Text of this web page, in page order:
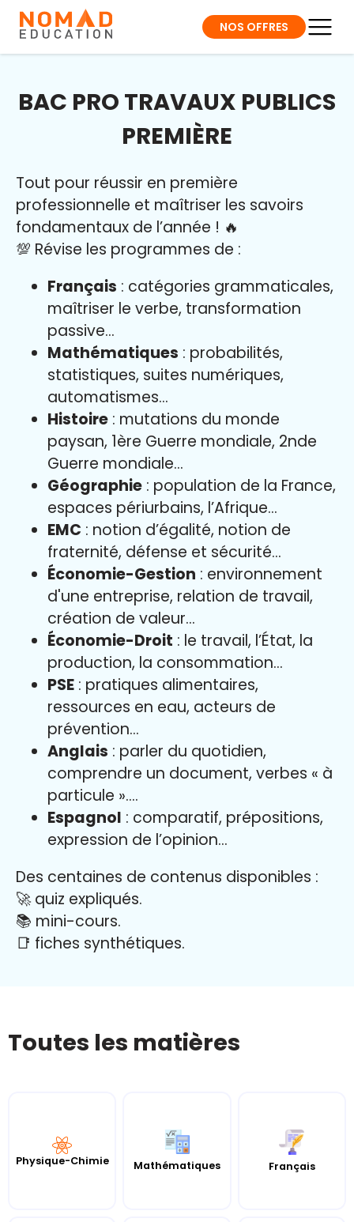
NOS OFFRES
BAC PRO TRAVAUX PUBLICS
PREMIÈRE
Tout pour réussir en première
professionnelle et maîtriser les savoirs
fondamentaux de l’année ! 🔥
💯 Révise les programmes de :
Français : catégories grammaticales,
maîtriser le verbe, transformation
passive…
Mathématiques : probabilités,
statistiques, suites numériques,
automatismes…
Histoire : mutations du monde
paysan, 1ère Guerre mondiale, 2nde
Guerre mondiale…
Géographie : population de la France,
espaces périurbains, l’Afrique…
EMC : notion d’égalité, notion de
fraternité, défense et sécurité…
Économie-Gestion : environnement
d'une entreprise, relation de travail,
création de valeur…
Économie-Droit : le travail, l’État, la
production, la consommation…
PSE : pratiques alimentaires,
ressources en eau, acteurs de
prévention…
Anglais : parler du quotidien,
comprendre un document, verbes « à
particule »….
Espagnol : comparatif, prépositions,
expression de l’opinion…
Des centaines de contenus disponibles :
🚀 quiz expliqués.
📚 mini-cours.
📑 fiches synthétiques.
Toutes les matières
Physique-Chimie Mathématiques Français